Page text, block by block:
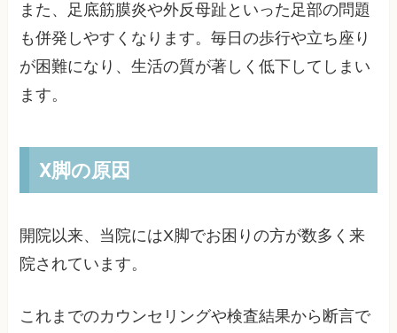
また、足底筋膜炎や外反母趾といった足部の問題
も併発しやすくなります。毎日の歩行や立ち座り
が困難になり、生活の質が著しく低下してしまい
ます。
X脚の原因
開院以来、当院にはX脚でお困りの方が数多く来
院されています。
これまでのカウンセリングや検査結果から断言で